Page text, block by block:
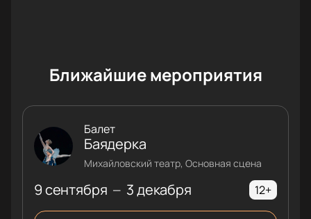
Ближайшие мероприятия
9 сентября — 3 декабря
Балет
Баядерка
Михайловский театр, Основная сцена
12+